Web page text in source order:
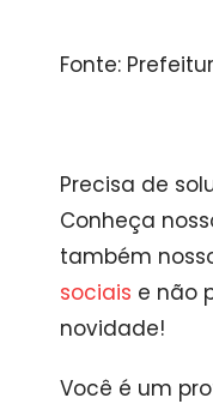
Fonte:
Precisa de
Conheça
também
sociais e não
novidade!
Você é um